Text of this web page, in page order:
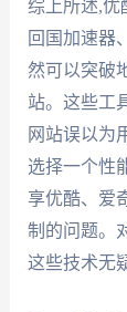
综上所述,优
回国加速器
然可以突破
站。这些工
网站误以为
选择一个性
享优酷、爱
制的问题。
这些技术无